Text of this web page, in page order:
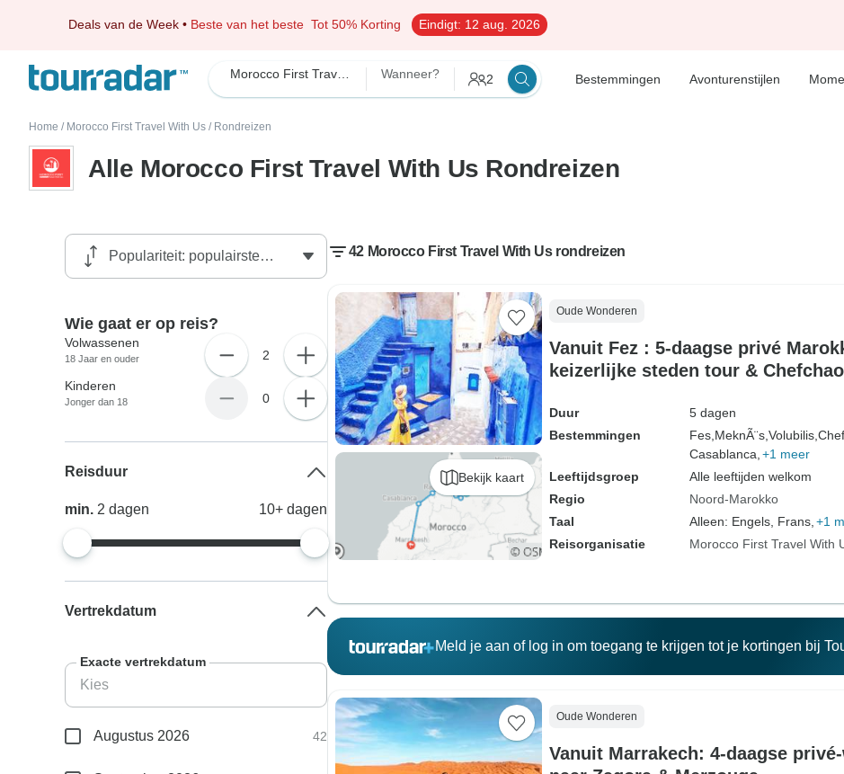
Deals van de Week • Beste van het beste Tot 50% Korting Eindigt: 12 aug. 2026
Morocco First Travel With Us Wanneer? 2 Bestemmingen Avonturenstijlen
Home / Morocco First Travel With Us / Rondreizen
Alle Morocco First Travel With Us Rondreizen
42 Morocco First Travel With Us rondreizen
Bekijk kaart
Oude Wonderen
Vanuit Fez : 5-daagse privé
keizerlijke steden tour &
Duur
5 dagen
Bestemmingen
Fes, MeknÃ¨s, Volubilis,
Casablanca, +1 meer
Leeftijdsgroep
Alle leeftijden welkom
Regio
Noord-Marokko
Taal
Alleen: Engels, Frans, +1
Reisorganisatie
Morocco First Travel With
Meld je aan of log in om toegang te krijgen tot je kortingen bij
Oude Wonderen
Vanuit Marrakech: 4-daagse
Wie gaat er op reis?
Volwassenen
18 Jaar en ouder 2
Kinderen
Jonger dan 18 0
Reisduur
min. 2dagen 10+ dagen
Vertrekdatum
Exacte vertrekdatum
Augustus 2026 42